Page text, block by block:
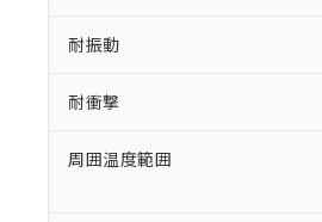
耐振動
耐衝撃
周囲温度範囲